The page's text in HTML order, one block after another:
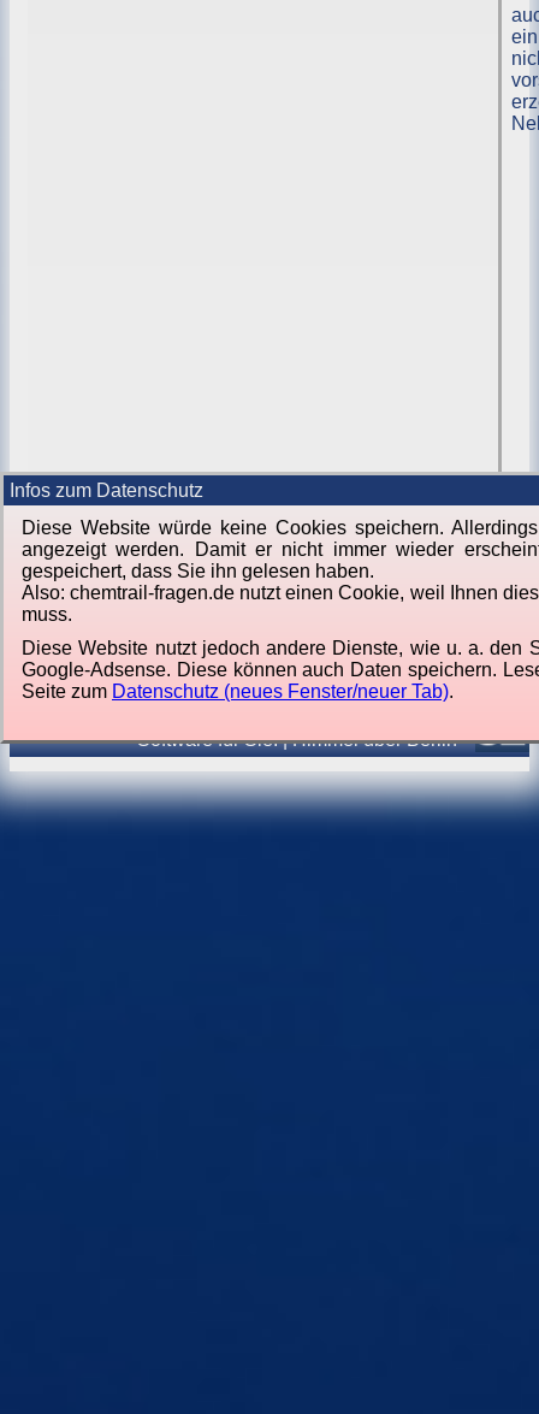
ein
Software für Sie.|Himmel über Berlin
Infos zum Datenschutz
Diese Website würde keine Cookies speichern.
angezeigt werden. Damit er nicht immer wieder
gespeichert, dass Sie ihn gelesen haben.
Also: chemtrail-fragen.de nutzt einen Cookie, weil Ihnen
muss.
Diese Website nutzt jedoch andere Dienste, wie u. a. den
Google-Adsense. Diese können auch Daten speichern.
Seite zum Datenschutz (neues Fenster/neuer Tab).